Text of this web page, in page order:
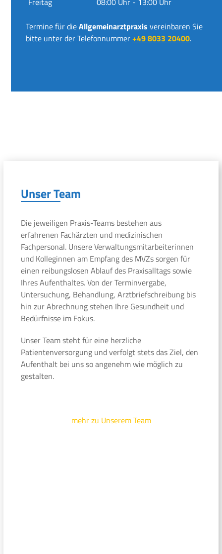
Termine für dieAllgemeinarztpraxis vereinbaren Sie
bitte unter der Telefonnummer+49 8033 20400.
Unser Team
Die jeweiligen Praxis-Teams bestehen aus
erfahrenen Fachärzten und medizinischen
Fachpersonal. Unsere Verwaltungsmitarbeiterinnen
und Kolleginnen am Empfang des MVZs sorgen für
einen reibungslosen Ablauf des Praxisalltags sowie
Ihres Aufenthaltes. Von der Terminvergabe,
Untersuchung, Behandlung, Arztbriefschreibung bis
hin zur Abrechnung stehen Ihre Gesundheit und
Bedürfnisse im Fokus.
Unser Team steht für eine herzliche
Patientenversorgung und verfolgt stets das Ziel, den
Aufenthalt bei uns so angenehm wie möglich zu
gestalten.
mehr zu Unserem Team